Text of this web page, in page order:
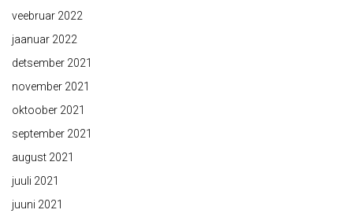
veebruar 2022
jaanuar 2022
detsember 2021
november 2021
oktoober 2021
september 2021
august 2021
juuli 2021
juuni 2021